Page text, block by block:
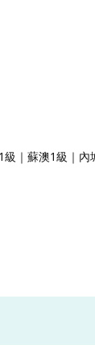
｜蘇澳1級｜內